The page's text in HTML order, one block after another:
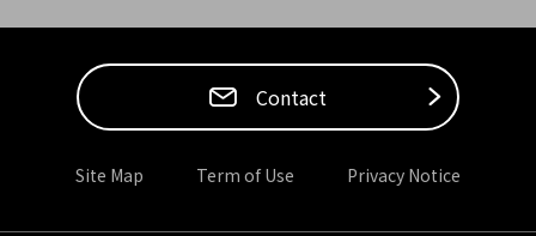
Contact
Site Map Term of Use Privacy Notice